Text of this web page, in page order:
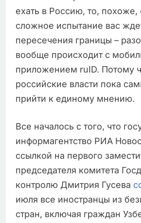
ехать в Россию, то, похоже,
сложное испытание вас
пересечения границы –
вообще происходит с
приложением ruID. Потому
российские власти пока
прийти к единому мнению.
Все началось с того, что
информагентство РИА
ссылкой на первого
председателя комитета
контролю Дмитрия Гусева
июля все иностранцы из
стран, включая граждан